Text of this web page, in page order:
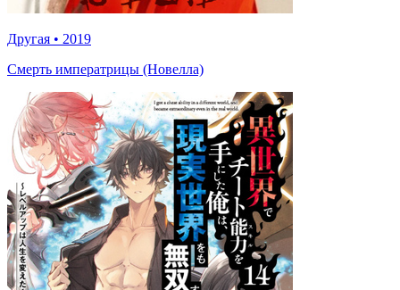
Другая • 2019
Смерть императрицы (Новелла)